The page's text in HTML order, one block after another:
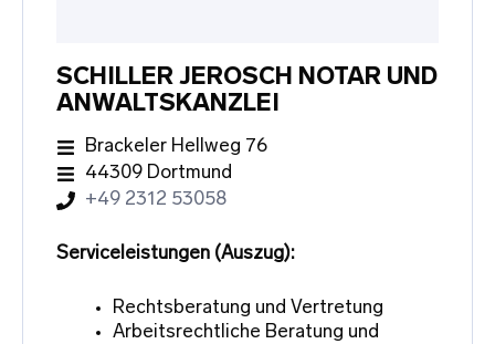
SCHILLER JEROSCH NOTAR UND
ANWALTSKANZLEI
Brackeler Hellweg 76
44309 Dortmund
+49 2312 53058
Serviceleistungen (Auszug):
Rechtsberatung und Vertretung
Arbeitsrechtliche Beratung und